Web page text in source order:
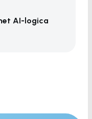
AI-logica